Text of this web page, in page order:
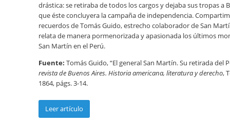
drástica: se retiraba de todos los cargos y dejaba sus tropas a
que éste concluyera la campaña de independencia.
recuerdos de Tomás Guido, estrecho colaborador de San
relata de manera pormenorizada y apasionada los últimos
San Martín en el Perú.
Fuente: Tomás Guido, “El general San Martín. Su retirada del
revista de Buenos Aires. Historia americana, literatura y derecho,
1864, págs. 3-14.
Leer artículo